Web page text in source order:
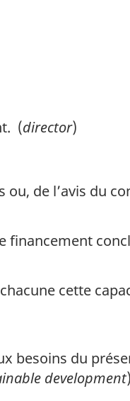
(director)
de l’avis du
cette
besoins du
development)